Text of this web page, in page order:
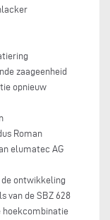
zaageenheid
opnieuw
Roman
elumatec AG
ontwikkeling
van de SBZ 628
hoekcombinatie